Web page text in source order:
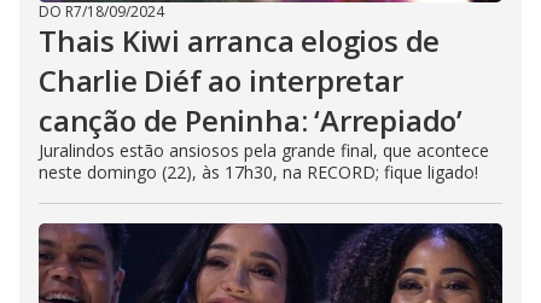
DO R7/18/09/2024
Thais Kiwi arranca elogios de
Charlie Diéf ao interpretar
canção de Peninha: ‘Arrepiado’
Juralindos estão ansiosos pela grande final, que acontece
neste domingo (22), às 17h30, na RECORD; fique ligado!